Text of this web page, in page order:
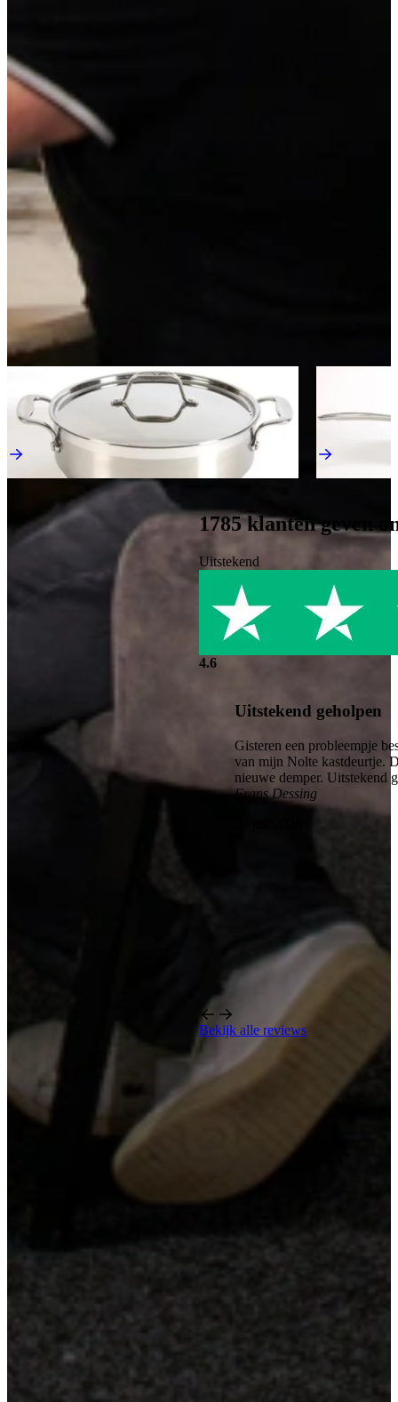
Na de reservering nemen wij contact met je op om de
mogelijkheden te bespreken.
Niet helemaal zeker over de maat of kleur?
Vraag een geheel vrijblijvende offerte op maat aan!
Maatwerk offerte aanvragen
Duitse A-kwaliteit
Reeds voorgemonteerd
Scherpe prijs
Kom langs en bekijk onze mega showrooms!
Een afspraak is altijd vrijblijvend. U krijgt het ontwerp en de offerte
mee naar huis! Rondleiding langs de keukens die aansluiten bij uw
wensen. Met uitgebreid advies van onze opgeleide keuken experts.
Afspraak maken
Ontdek meer keukens als deze
Tri-Ply Hapjespan/Braadpan 24 cm
Inductie Pannen
Direct leverbaar
1785klanten geven
Uitstekend
4.6
Uitstekend geholpen
Gisteren een probleempje
van mijn Nolte kastdeurtje.
nieuwe demper. Uitstekend
Frans Dessing
Bekijk alle reviews